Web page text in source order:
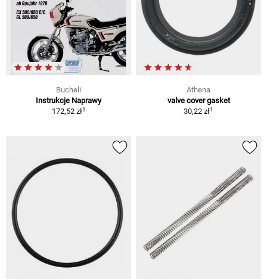
Bucheli
Instrukcje Naprawy
172,52 zł1
Athena
valve cover gasket
30,22 zł1